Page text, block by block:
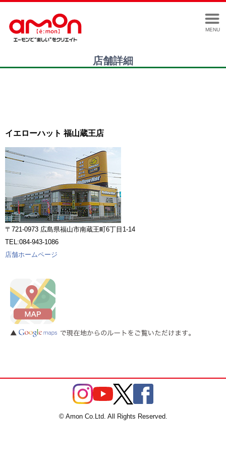
MENU
店舗詳細
イエローハット 福山蔵王店
〒721-0973 広島県福山市南蔵王町6丁目1-14
TEL:084-943-1086
店舗ホームページ
© Amon Co.Ltd. All Rights Reserved.